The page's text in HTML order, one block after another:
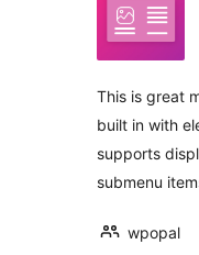
This is great
built in with
supports
submenu
wpopal